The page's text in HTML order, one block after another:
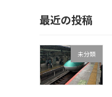
最近の投稿
未分類